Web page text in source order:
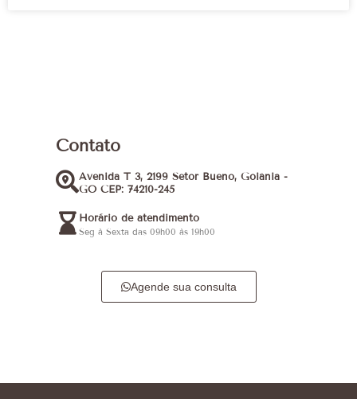
Contato
Avenida T 3, 2199 Setor Bueno, Goiânia -
GO CEP: 74210-245
Horário de atendimento
Seg à Sexta das 09h00 às 19h00
Agende sua consulta